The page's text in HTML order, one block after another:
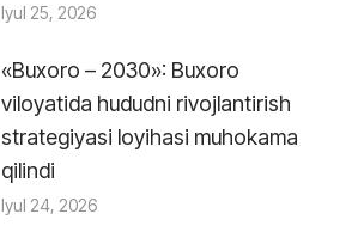
Iyul 25, 2026
«Buxoro – 2030»: Buxoro
viloyatida hududni rivojlantirish
strategiyasi loyihasi muhokama
qilindi
Iyul 24, 2026